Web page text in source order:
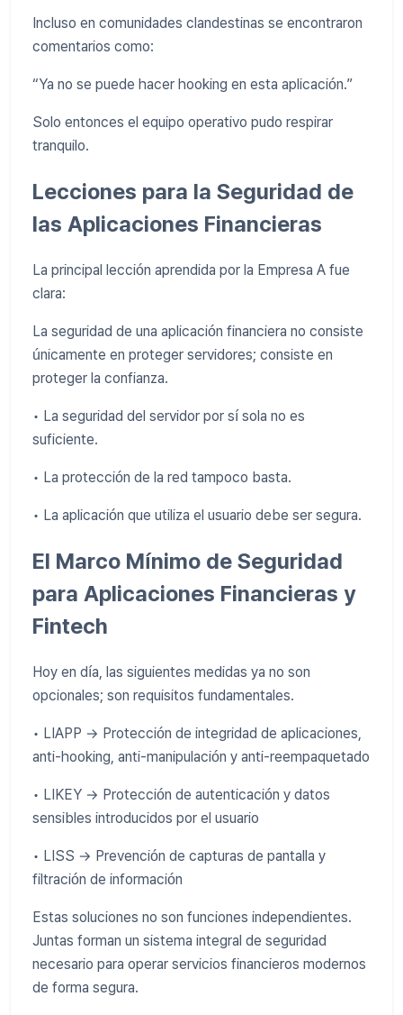
Incluso en comunidades clandestinas se encontraron
comentarios como:
“Ya no se puede hacer hooking en esta aplicación.”
Solo entonces el equipo operativo pudo respirar
tranquilo.
Lecciones para la Seguridad de
las Aplicaciones Financieras
La principal lección aprendida por la Empresa A fue
clara:
La seguridad de una aplicación financiera no consiste
únicamente en proteger servidores; consiste en
proteger la confianza.
• La seguridad del servidor por sí sola no es
suficiente.
• La protección de la red tampoco basta.
• La aplicación que utiliza el usuario debe ser segura.
El Marco Mínimo de Seguridad
para Aplicaciones Financieras y
Fintech
Hoy en día, las siguientes medidas ya no son
opcionales; son requisitos fundamentales.
• LIAPP → Protección de integridad de aplicaciones,
anti-hooking, anti-manipulación y anti-reempaquetado
• LIKEY → Protección de autenticación y datos
sensibles introducidos por el usuario
• LISS → Prevención de capturas de pantalla y
filtración de información
Estas soluciones no son funciones independientes.
Juntas forman un sistema integral de seguridad
necesario para operar servicios financieros modernos
de forma segura.